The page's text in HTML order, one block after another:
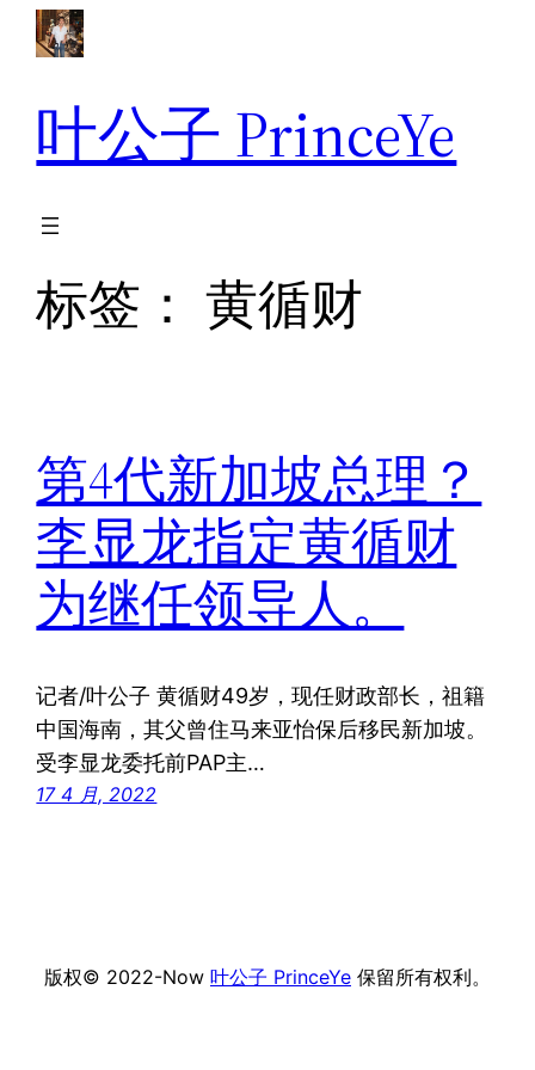
叶公子 PrinceYe
标签：黄循财
第4代新加坡总理？
李显龙指定黄循财
为继任领导人。
记者/叶公子 黄循财49岁，现任财政部长，祖籍
中国海南，其父曾住马来亚怡保后移民新加坡。
受李显龙委托前PAP主…
17 4 月, 2022
版权© 2022-Now 叶公子 PrinceYe 保留所有权利。